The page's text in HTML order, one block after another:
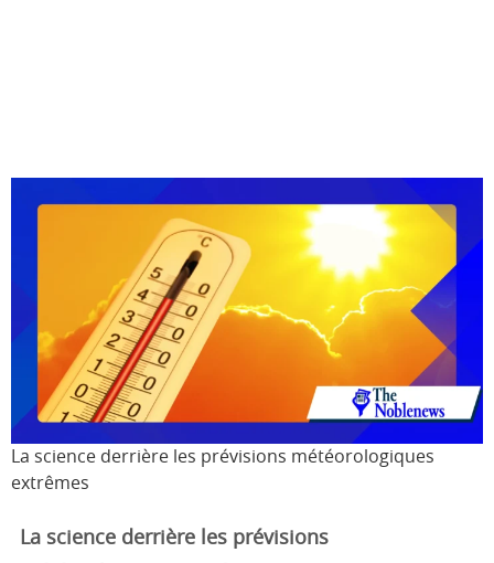
La science derrière les prévisions météorologiques
extrêmes
La science derrière les prévisions